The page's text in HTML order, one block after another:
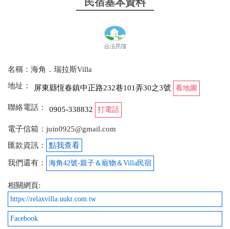
名稱：海角．瑞拉斯Villa
地址：
屏東縣恆春鎮中正路232巷101弄30之3號 看地圖
聯絡電話： 0905-338832 打電話
電子信箱：juin0925@gmail.com
匯款資訊：
點我查看
我們還有： 海角42號-親子＆寵物＆Villa民宿
相關網頁:
https://relaxvilla.uukt.com.tw
Facebook